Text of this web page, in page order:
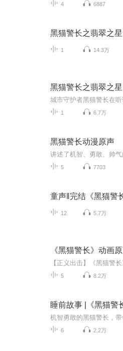
4 6887
黑猫警长之翡翠之星
1 14.3万
黑猫警长之翡翠之星
1 6.7万
黑猫警长动漫原声
5 7703
童声‖完结《黑猫警
12 5.7万
《黑猫警长》动画
5 8.2万
睡前故事 |《黑猫警
6 2.2万